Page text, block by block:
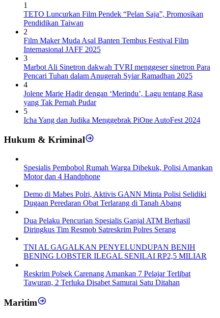
1
TETO Luncurkan Film Pendek “Pelan Saja”, Promosikan
Pendidikan Taiwan
2
Film Maker Muda Asal Banten Tembus Festival Film
Internasional JAFF 2025
3
Marbot Ali Sinetron dakwah TVRI menggeser sinetron Para
Pencari Tuhan dalam Anugerah Syiar Ramadhan 2025
4
Jolene Marie Hadir dengan ‘Merindu’, Lagu tentang Rasa
yang Tak Pernah Pudar
5
Icha Yang dan Judika Menggebrak PiOne AutoFest 2024
Hukum & Kriminal
Spesialis Pembobol Rumah Warga Dibekuk, Polisi Amankan
Motor dan 4 Handphone
Demo di Mabes Polri, Aktivis GANN Minta Polisi Selidiki
Dugaan Peredaran Obat Terlarang di Tanah Abang
Dua Pelaku Pencurian Spesialis Ganjal ATM Berhasil
Diringkus Tim Resmob Satreskrim Polres Serang
TNI AL GAGALKAN PENYELUNDUPAN BENIH
BENING LOBSTER ILEGAL SENILAI RP2,5 MILIAR
Reskrim Polsek Carenang Amankan 7 Pelajar Terlibat
Tawuran, 2 Terluka Disabet Samurai Satu Ditahan
Maritim